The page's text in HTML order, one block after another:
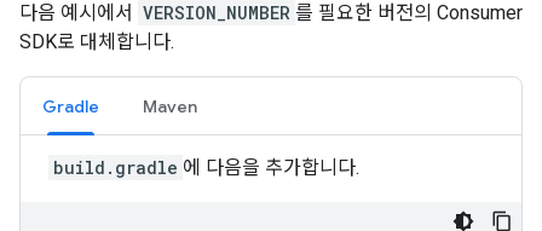
다음 예시에서 VERSION_NUMBER 를 필요한 버전의 Consumer
SDK로 대체합니다.
Gradle Maven
build.gradle 에 다음을 추가합니다.